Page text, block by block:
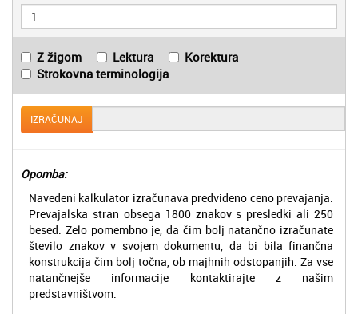
Z žigom Lektura
Korektura
Strokovna terminologija
IZRAČUNAJ
Opomba:
Navedeni kalkulator izračunava predvideno ceno prevajanja.
Prevajalska stran obsega 1800 znakov s presledki ali 250
besed. Zelo pomembno je, da čim bolj natančno izračunate
število znakov v svojem dokumentu, da bi bila finančna
konstrukcija čim bolj točna, ob majhnih odstopanjih. Za vse
natančnejše informacije kontaktirajte z našim
predstavništvom.